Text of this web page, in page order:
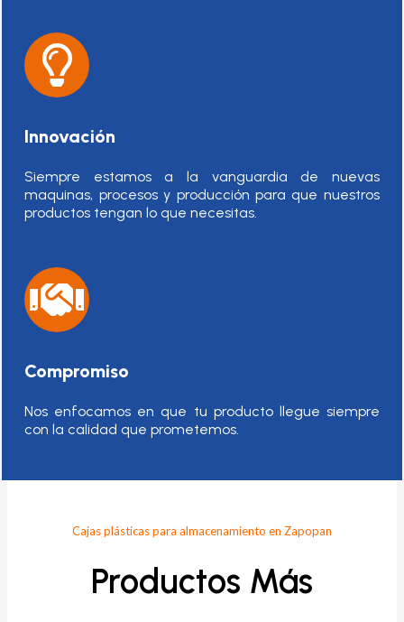
Innovación
Siempre estamos a la vanguardia de nuevas
maquinas, procesos y producción para que nuestros
productos tengan lo que necesitas.
Compromiso
Nos enfocamos en que tu producto llegue siempre
con la calidad que prometemos.
Cajas plásticas para almacenamiento en Zapopan
Productos Más